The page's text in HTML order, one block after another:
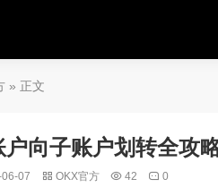
» 正文
向子账户划转全攻
07 OKX官方 42 0